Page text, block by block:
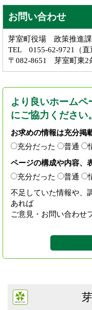
お問い合わせ
芽室町役場 政策推進課
TEL 0155-62-9721（直
〒082-8651 芽室町東2
より良いホームペ
にご協力ください。
お求めの情報は充分掲
充分だった
普通
ページの構成や内容、
充分だった
普通
不足していた情報や、
あれば
ご意見・お問い合わせ